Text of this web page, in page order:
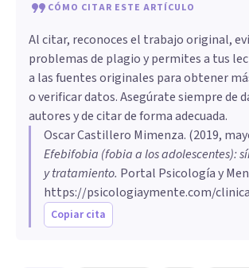
CÓMO CITAR ESTE ARTÍCULO
Al citar, reconoces el trabajo original,
problemas de plagio y permites a tus
a las fuentes originales para obtener
o verificar datos. Asegúrate siempre de
autores y de citar de forma adecuada.
Oscar Castillero Mimenza. (2019,
Efebifobia (fobia a los adolescentes):
y tratamiento. Portal Psicología y
https://psicologiaymente.com/
Copiar cita